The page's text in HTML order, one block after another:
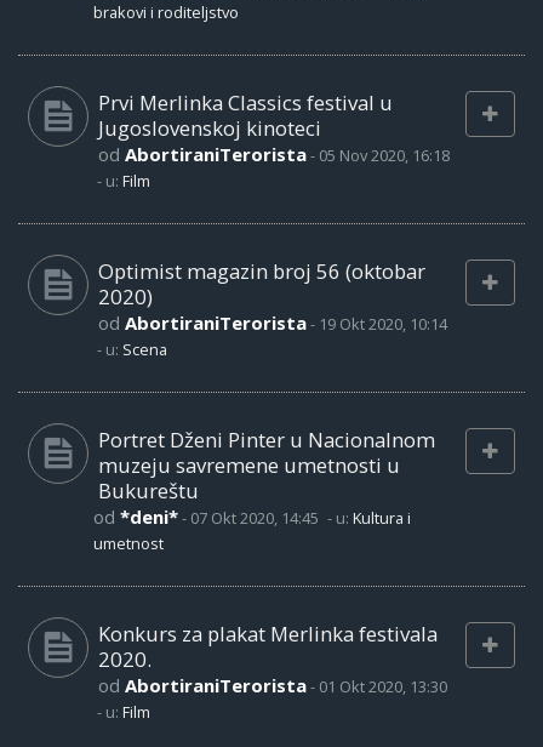
brakovi i roditeljstvo
Prvi Merlinka Classics festival u
Jugoslovenskoj kinoteci
od AbortiraniTerorista- 05 Nov 2020, 16:18
- u: Film
Optimist magazin broj 56 (oktobar
2020)
od AbortiraniTerorista- 19 Okt 2020, 10:14
- u: Scena
Portret Dženi Pinter u Nacionalnom
muzeju savremene umetnosti u
Bukureštu
od *deni*- 07 Okt 2020, 14:45 - u: Kultura i
umetnost
Konkurs za plakat Merlinka festivala
2020.
od AbortiraniTerorista- 01 Okt 2020, 13:30
- u: Film